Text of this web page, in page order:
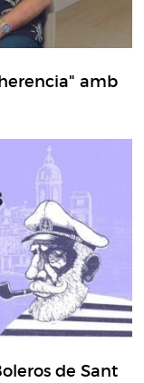
amb
de Sant